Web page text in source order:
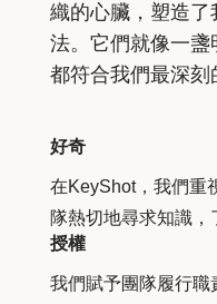
織的心臟，塑造
法。它們就像一
都符合我們最深刻
好奇
在KeyShot，我們重
隊熱切地尋求知識，
授權
我們賦予團隊履行職